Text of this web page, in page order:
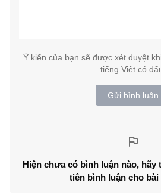
Ý kiến của bạn sẽ được xét duyệt
tiếng Việt có
Gửi bình luận
Hiện chưa có bình luận nào,
tiên bình luận cho bài